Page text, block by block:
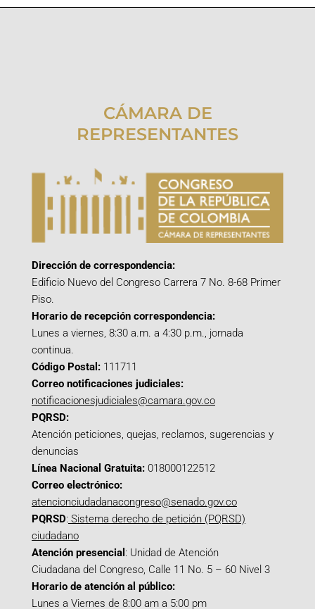
CÁMARA DE
REPRESENTANTES
Dirección de correspondencia:
Edificio Nuevo del Congreso Carrera 7 No. 8-68 Primer
Piso.
Horario de recepción correspondencia:
Lunes a viernes, 8:30 a.m. a 4:30 p.m., jornada
continua.
Código Postal: 111711
Correo notificaciones judiciales:
notificacionesjudiciales@camara.gov.co
PQRSD:
Atención peticiones, quejas, reclamos, sugerencias y
denuncias
Línea Nacional Gratuita: 018000122512
Correo electrónico:
atencionciudadanacongreso@senado.gov.co
PQRSD: Sistema derecho de petición (PQRSD)
ciudadano
Atención presencial : Unidad de Atención
Ciudadana del Congreso, Calle 11 No. 5 – 60 Nivel 3
Horario de atención al público:
Lunes a Viernes de 8:00 am a 5:00 pm